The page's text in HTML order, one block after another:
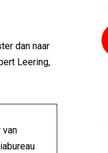
dan naar
Leering,
van